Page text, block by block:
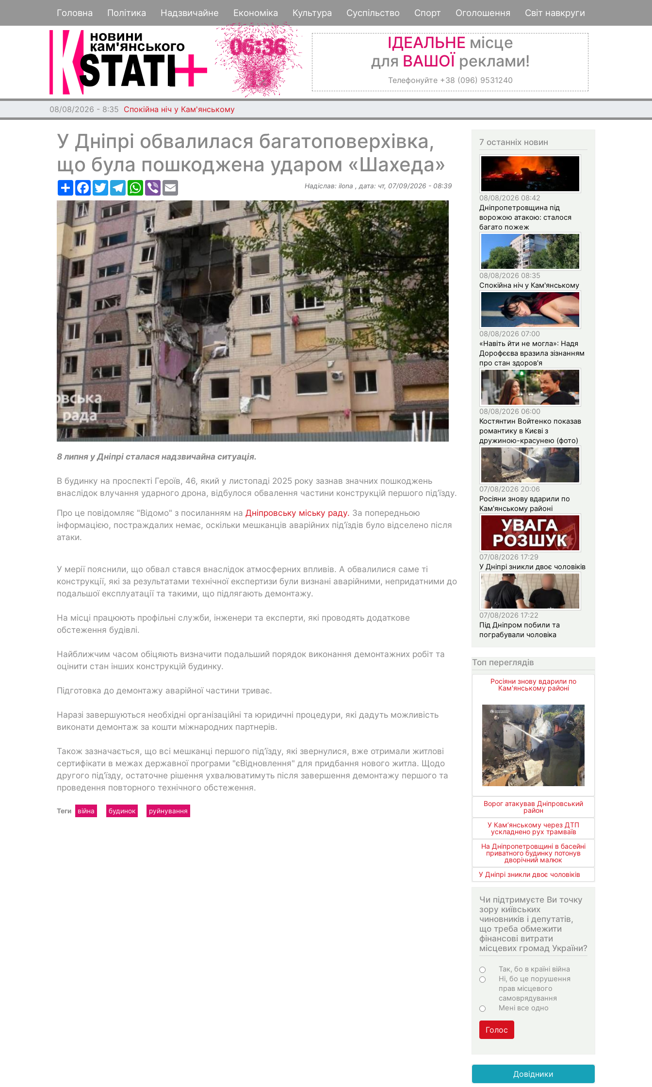
до
основного
Основная навигация
Головна Політика Надзвичайне Економіка Культура Суспільство Спорт Оголошення Світ навкруги
ІДЕАЛЬНЕ місце
для ВАШОЇ реклами!
Телефонуйте +38 (096) 9531240
08/08/2026 - 8:35 Спокійна ніч у Кам'янському
У Дніпрі обвалилася багатоповерхівка,
що була пошкоджена ударом «Шахеда»
РесурсFacebook
TwitterTelegramWhatsApp
Viber Надіслав: ilona , дата: чт, 07/09/2026 - 08:39
8 липня у Дніпрі сталася надзвичайна ситуація.
В будинку на проспекті Героїв, 46, який у листопаді 2025 року зазнав значних пошкоджень
внаслідок влучання ударного дрона, відбулося обвалення частини конструкцій першого під’їзду.
Про це повідомляє "Відомо" з посиланням на Дніпровську міську раду. За попередньою
інформацією, постраждалих немає, оскільки мешканців аварійних під’їздів було відселено після
атаки.
У мерії пояснили, що обвал стався внаслідок атмосферних впливів. А обвалилися саме ті
конструкції, які за результатами технічної експертизи були визнані аварійними, непридатними до
подальшої експлуатації та такими, що підлягають демонтажу.
На місці працюють профільні служби, інженери та експерти, які проводять додаткове
обстеження будівлі.
Найближчим часом обіцяють визначити подальший порядок виконання демонтажних робіт та
оцінити стан інших конструкцій будинку.
Підготовка до демонтажу аварійної частини триває.
Наразі завершуються необхідні організаційні та юридичні процедури, які дадуть можливість
виконати демонтаж за кошти міжнародних партнерів.
Також зазначається, що всі мешканці першого під’їзду, які звернулися, вже отримали житлові
сертифікати в межах державної програми "єВідновлення" для придбання нового житла. Щодо
другого під’їзду, остаточне рішення ухвалюватимуть після завершення демонтажу першого та
проведення повторного технічного обстеження.
Теги війна будинок руйнування
7 останніх новин
08/08/2026 08:42
Дніпропетровщина під
ворожою атакою: сталося
багато пожеж
08/08/2026 08:35
Спокійна ніч у Кам'янському
08/08/2026 07:00
«Навіть йти не могла»: Надя
Дорофєєва вразила зізнанням
про стан здоров'я
08/08/2026 06:00
Костянтин Войтенко показав
романтику в Києві з
дружиною-красунею (фото)
07/08/2026 20:06
Росіяни знову вдарили по
Кам'янському районі
07/08/2026 17:29
У Дніпрі зникли двоє чоловіків
07/08/2026 17:22
Під Дніпром побили та
пограбували чоловіка
Топ переглядів
Росіяни знову вдарили по
Кам'янському районі
Ворог атакував Дніпровський
район
У Кам’янському через ДТП
ускладнено рух трамваїв
На Дніпропетровщині в басейні
приватного будинку потонув
дворічний малюк
У Дніпрі зникли двоє чоловіків
Чи підтримуєте Ви точку
зору київських
чиновників і депутатів,
що треба обмежити
фінансові витрати
місцевих громад України?
Варіанти
Так, бо в країні війна
Ні, бо це порушення
прав місцевого
самоврядування
Мені все одно
Голос
Довідники